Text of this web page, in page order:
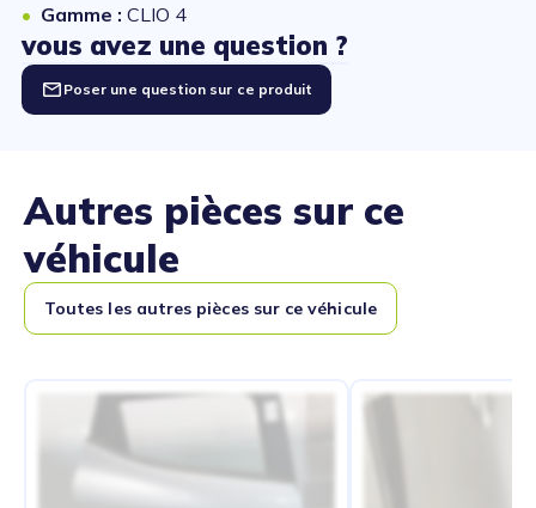
Gamme : CLIO 4
vous avez une question ?
Poser une question sur ce produit
Autres pièces sur ce
véhicule
Toutes les autres pièces sur ce véhicule